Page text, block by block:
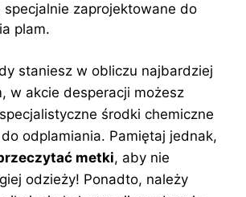
specjalnie zaprojektowane do
plam.
staniesz w obliczu najbardziej
w akcie desperacji możesz
środki chemiczne
odplamiania. Pamiętaj jednak,
metki, aby nie
odzieży! Ponadto, należy